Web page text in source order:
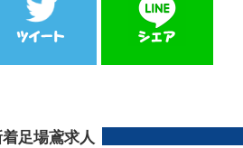
足場鳶求人